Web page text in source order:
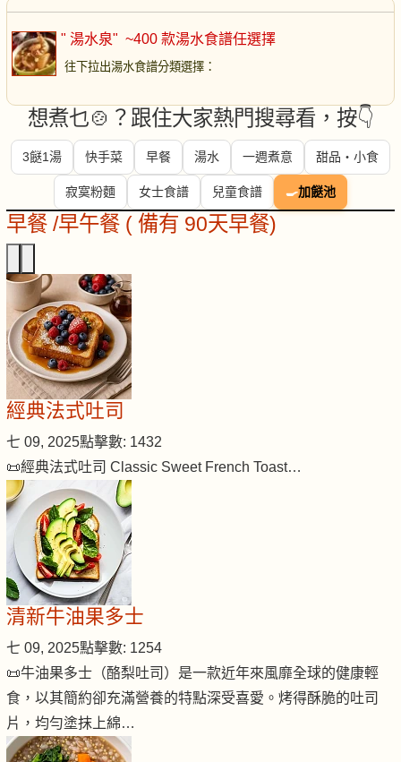
" 湯水泉" ~400 款湯水食譜任選擇
往下拉出湯水食譜分類選擇 ：
想煮乜🍲？跟住大家熱門搜尋看，按👇
3餸1湯 快手菜 早餐 湯水 一週煮意 甜品・小食
寂寞粉麵 女士食譜 兒童食譜 🍳加餸池
早餐 /早午餐 ( 備有 90天早餐)
經典法式吐司
七 09, 2025點擊數: 1432
📜經典法式吐司 Classic Sweet French Toast…
清新牛油果多士
七 09, 2025點擊數: 1254
📜牛油果多士（酪梨吐司）是一款近年來風靡全球的健康輕
食，以其簡約卻充滿營養的特點深受喜愛。烤得酥脆的吐司
片，均勻塗抹上綿…